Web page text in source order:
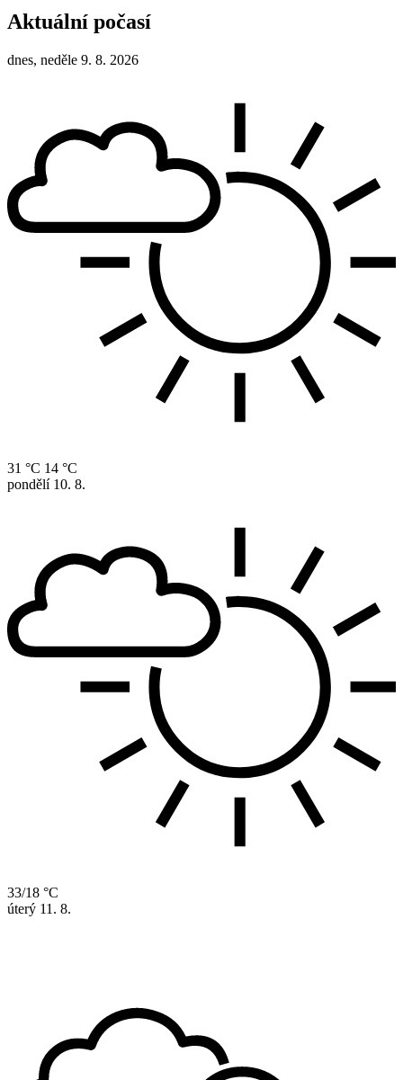
Aktuální počasí
dnes, neděle 9. 8. 2026
31 °C 14 °C
pondělí 10. 8.
33/18 °C
úterý 11. 8.